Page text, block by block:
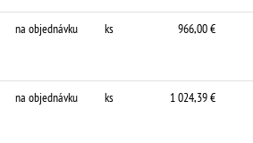
na objednávku ks 966,00 €
na objednávku ks 1 024,39 €